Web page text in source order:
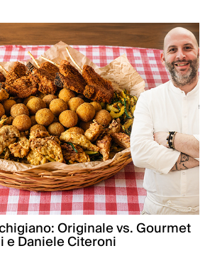
Originale vs. Gourmet
e Daniele Citeroni